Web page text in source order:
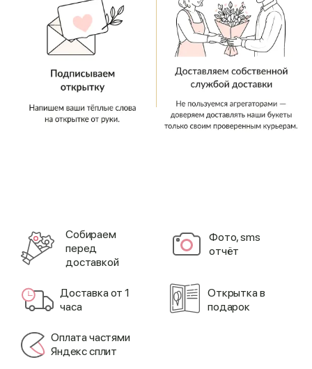
Cобираем
перед
доставкой
Фото, sms
отчёт
Доставка от 1
часа
Открытка в
подарок
Оплата частями
Яндекс сплит